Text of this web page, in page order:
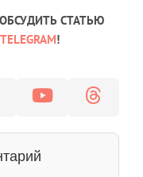
СТАТЬЮ
TELEGRAM!